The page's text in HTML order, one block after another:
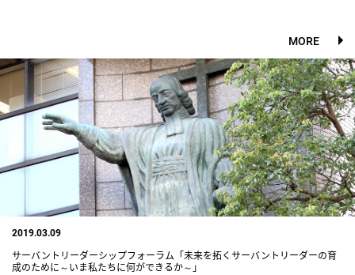
MORE
2019.03.09
サーバントリーダーシップフォーラム「未来を拓くサーバントリーダーの育
成のために～いま私たちに何ができるか～」